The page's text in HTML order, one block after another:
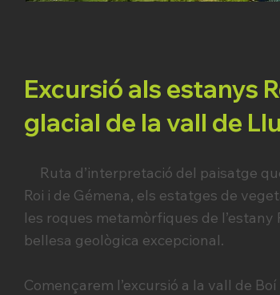
Excursió als estanys
glacial de la vall de
Ruta d’interpretació del paisatge
Roi i de Gémena, els estatges de
les roques metamòrfiques de
bellesa geològica excepcional.
Començarem l’excursió a la vall de